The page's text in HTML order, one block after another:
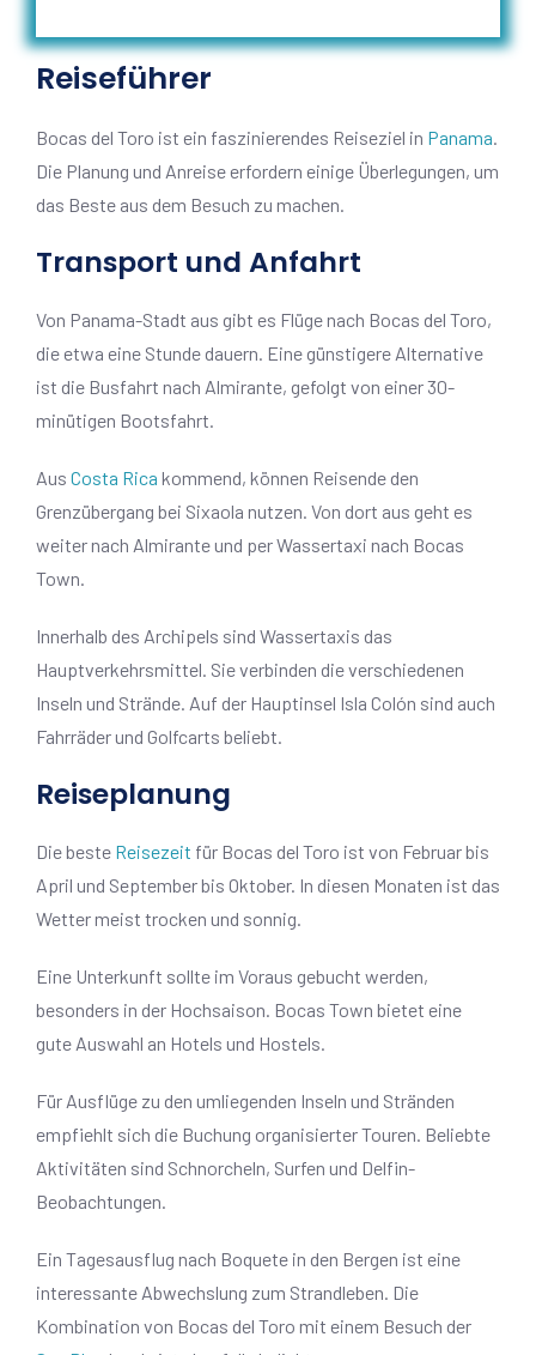
Reiseführer
Bocas del Toro ist ein faszinierendes Reiseziel in Panama.
Die Planung und Anreise erfordern einige Überlegungen, um
das Beste aus dem Besuch zu machen.
Transport und Anfahrt
Von Panama-Stadt aus gibt es Flüge nach Bocas del Toro,
die etwa eine Stunde dauern. Eine günstigere Alternative
ist die Busfahrt nach Almirante, gefolgt von einer 30-
minütigen Bootsfahrt.
Aus Costa Rica kommend, können Reisende den
Grenzübergang bei Sixaola nutzen. Von dort aus geht es
weiter nach Almirante und per Wassertaxi nach Bocas
Town.
Innerhalb des Archipels sind Wassertaxis das
Hauptverkehrsmittel. Sie verbinden die verschiedenen
Inseln und Strände. Auf der Hauptinsel Isla Colón sind auch
Fahrräder und Golfcarts beliebt.
Reiseplanung
Die beste Reisezeit für Bocas del Toro ist von Februar bis
April und September bis Oktober. In diesen Monaten ist das
Wetter meist trocken und sonnig.
Eine Unterkunft sollte im Voraus gebucht werden,
besonders in der Hochsaison. Bocas Town bietet eine
gute Auswahl an Hotels und Hostels.
Für Ausflüge zu den umliegenden Inseln und Stränden
empfiehlt sich die Buchung organisierter Touren. Beliebte
Aktivitäten sind Schnorcheln, Surfen und Delfin-
Beobachtungen.
Ein Tagesausflug nach Boquete in den Bergen ist eine
interessante Abwechslung zum Strandleben. Die
Kombination von Bocas del Toro mit einem Besuch der